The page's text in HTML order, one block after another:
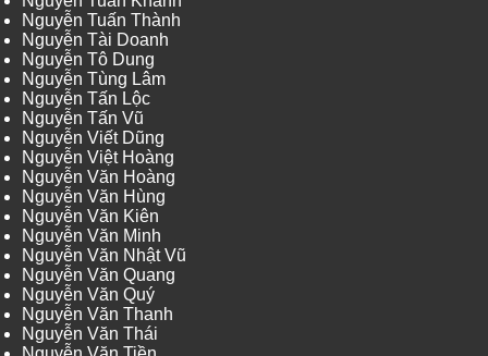
Nguyễn Tuấn Thành
Nguyễn Tài Doanh
Nguyễn Tô Dung
Nguyễn Tùng Lâm
Nguyễn Tấn Lộc
Nguyễn Tấn Vũ
Nguyễn Viết Dũng
Nguyễn Việt Hoàng
Nguyễn Văn Hoàng
Nguyễn Văn Hùng
Nguyễn Văn Kiên
Nguyễn Văn Minh
Nguyễn Văn Nhật Vũ
Nguyễn Văn Quang
Nguyễn Văn Quý
Nguyễn Văn Thanh
Nguyễn Văn Thái